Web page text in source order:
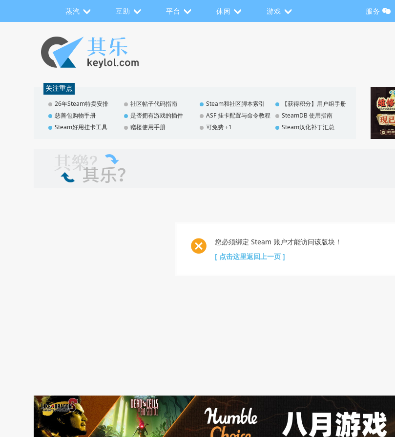
蒸汽 互助 平台 休闲 游戏 服务
关注重点
26年Steam特卖安排 社区帖子代码指南 Steam和社区脚本索引
【获得积分】用户组手册
慈善包购物手册
是否拥有游戏的插件 ASF 挂卡配置与命令教程
SteamDB 使用指南
Steam好用挂卡工具
赠楼使用手册 可免费 +1 Steam汉化补丁汇总
您必须绑定 Steam 账户才能访问该版块！
[ 点击这里返回上一页 ]